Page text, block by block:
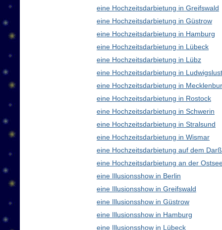
eine Hochzeitsdarbietung in Greifswald
eine Hochzeitsdarbietung in Güstrow
eine Hochzeitsdarbietung in Hamburg
eine Hochzeitsdarbietung in Lübeck
eine Hochzeitsdarbietung in Lübz
eine Hochzeitsdarbietung in Ludwigslust
eine Hochzeitsdarbietung in
eine Hochzeitsdarbietung in Rostock
eine Hochzeitsdarbietung in Schwerin
eine Hochzeitsdarbietung in Stralsund
eine Hochzeitsdarbietung in Wismar
eine Hochzeitsdarbietung auf dem Darß
eine Hochzeitsdarbietung an der
eine Illusionsshow in Berlin
eine Illusionsshow in Greifswald
eine Illusionsshow in Güstrow
eine Illusionsshow in Hamburg
eine Illusionsshow in Lübeck